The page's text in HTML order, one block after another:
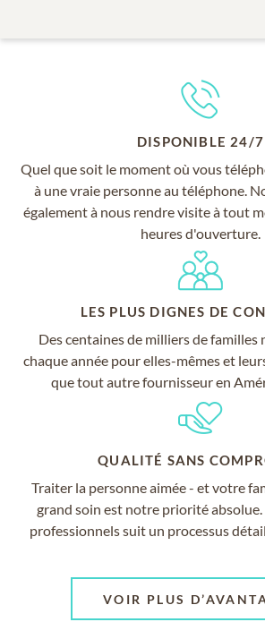
DISPONIBLE 24/7
Quel que soit le moment où vous
à une vraie personne au téléphone.
également à nous rendre visite à tout
heures d'ouverture.
LES PLUS DIGNES DE
Des centaines de milliers de familles
chaque année pour elles-mêmes et
que tout autre fournisseur en
QUALITÉ SANS
Traiter la personne aimée - et votre
grand soin est notre priorité
professionnels suit un processus
VOIR PLUS